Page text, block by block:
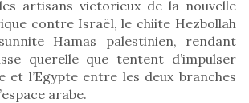
artisans victorieux de la nouvelle
contre Israël, le chiite Hezbollah
Hamas palestinien, rendant
querelle que tentent d’impulser
et l’Egypte entre les deux branches
arabe.